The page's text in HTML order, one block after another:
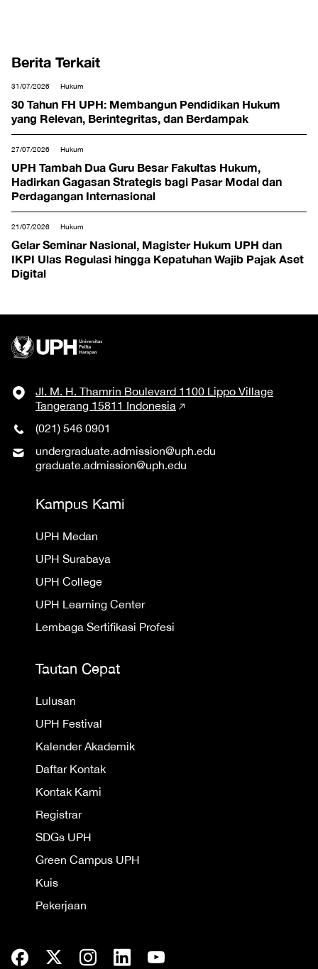
Berita Terkait
31/07/2026 Hukum
30 Tahun FH UPH: Membangun Pendidikan Hukum
yang Relevan, Berintegritas, dan Berdampak
27/07/2026 Hukum
UPH Tambah Dua Guru Besar Fakultas Hukum,
Hadirkan Gagasan Strategis bagi Pasar Modal dan
Perdagangan Internasional
21/07/2026 Hukum
Gelar Seminar Nasional, Magister Hukum UPH dan
IKPI Ulas Regulasi hingga Kepatuhan Wajib Pajak Aset
Digital
Jl. M. H. Thamrin Boulevard 1100 Lippo Village
Tangerang 15811 Indonesia
(021) 546 0901
undergraduate.admission@uph.edu
graduate.admission@uph.edu
Kampus Kami
UPH Medan
UPH Surabaya
UPH College
UPH Learning Center
Lembaga Sertifikasi Profesi
Tautan Cepat
Lulusan
UPH Festival
Kalender Akademik
Daftar Kontak
Kontak Kami
Registrar
SDGs UPH
Green Campus UPH
Kuis
Pekerjaan